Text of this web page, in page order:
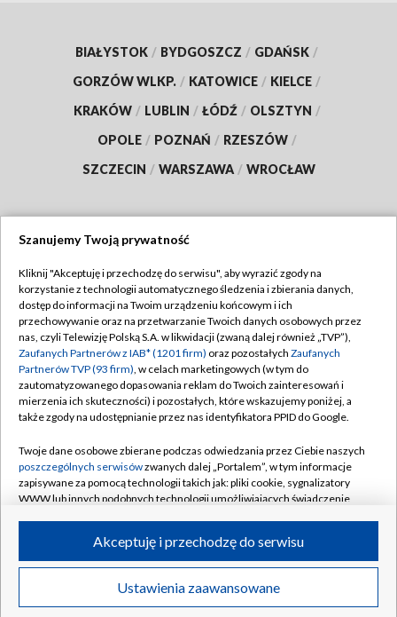
BIAŁYSTOK / BYDGOSZCZ / GDAŃSK /
GORZÓW WLKP. / KATOWICE / KIELCE /
KRAKÓW / LUBLIN / ŁÓDŹ / OLSZTYN /
OPOLE / POZNAŃ / RZESZÓW /
SZCZECIN / WARSZAWA / WROCŁAW
TVP
Abonament TVP
Emisja w TVP
Centrum informacji TVP
Naziemna Telewizja Cyfrowa
Rada Programowa
System NOS
Informacje o nadawcy
Program dla prasy
Ogłoszenie przetargowe
Regulamin TVP
Polityka prywatności
Moje zgody
Pomoc
Kontakt
Kanały
©2026 Telewizja Polska S.A. w likwidacji
Szanujemy Twoją prywatność
Kliknij "Akceptuję i przechodzę do serwisu", aby wyrazić zgody na
korzystanie z technologii automatycznego śledzenia i zbierania danych,
dostęp do informacji na Twoim urządzeniu końcowym i ich
przechowywanie oraz na przetwarzanie Twoich danych osobowych przez
nas, czyli Telewizję Polską S.A. w likwidacji (zwaną dalej również „TVP”),
Zaufanych Partnerów z IAB* (1201 firm) oraz pozostałych Zaufanych
Partnerów TVP (93 firm), w celach marketingowych (w tym do
zautomatyzowanego dopasowania reklam do Twoich zainteresowań i
mierzenia ich skuteczności) i pozostałych, które wskazujemy poniżej, a
także zgody na udostępnianie przez nas identyfikatora PPID do Google.
Twoje dane osobowe zbierane podczas odwiedzania przez Ciebie naszych
poszczególnych serwisówzwanych dalej „Portalem”, w tym informacje
zapisywane za pomocą technologii takich jak: pliki cookie, sygnalizatory
WWW lub innych podobnych technologii umożliwiających świadczenie
ruchu w Internecie.
Twoje dane osobowe zbierane podczas odwiedzania przez Ciebie
poszczególnych serwisówna Portalu, takie jak adresy IP, identyfikatory
Ustawienia zaawansowane
Akceptuję i przechodzę do serwisu